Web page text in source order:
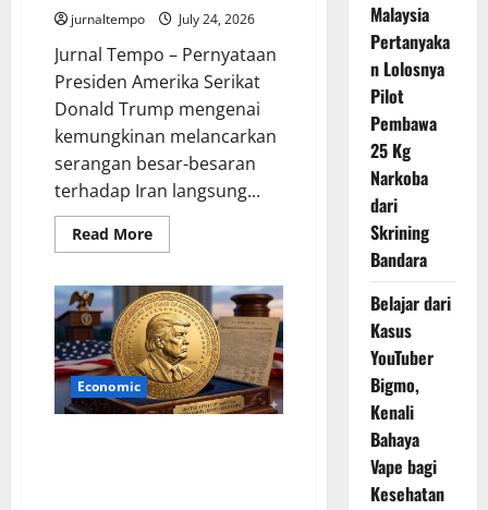
jurnaltempo July 24, 2026
Jurnal Tempo – Pernyataan
Presiden Amerika Serikat
Donald Trump mengenai
kemungkinan melancarkan
serangan besar-besaran
terhadap Iran langsung...
Read MoreRead
more
Semakin
Dekat
Putuskan
Serangan
Besar
ke
Iran,
Timur
Tengah
Economic
Malaysia
Pertanyaka
n Lolosnya
Pilot
Pembawa
25 Kg
Narkoba
dari
Skrining
Bandara
Belajar dari
Kasus
YouTuber
Bigmo,
Kenali
Bahaya
Vape bagi
Kesehatan